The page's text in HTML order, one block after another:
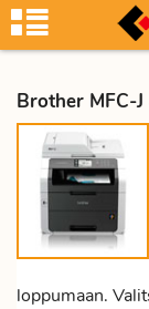
Brother MFC-
loppumaan.